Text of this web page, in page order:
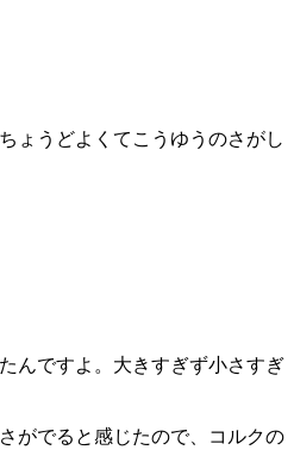
ょうどよくてこうゆうのさがし
んですよ。大きすぎず小さすぎ
がでると感じたので、コルクの